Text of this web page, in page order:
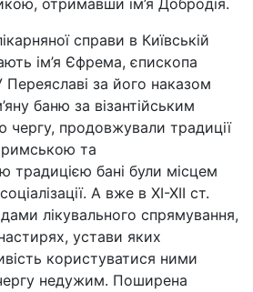
отримавши ім’я Добродія.
справи в Київській
ім’я Єфрема, єпископа
за його наказом
баню за візантійським
продовжували традиції
та
традицією бані були місцем
А вже в ХІ-ХІІ ст.
лікувального спрямування,
устави яких
користуватися ними
недужим. Поширена